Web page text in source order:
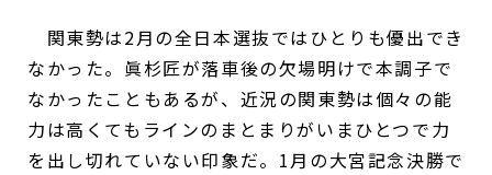
関東勢は2月の全日本選抜ではひとりも優出でき
なかった。眞杉匠が落車後の欠場明けで本調子で
なかったこともあるが、近況の関東勢は個々の能
力は高くてもラインのまとまりがいまひとつで力
を出し切れていない印象だ。1月の大宮記念決勝で